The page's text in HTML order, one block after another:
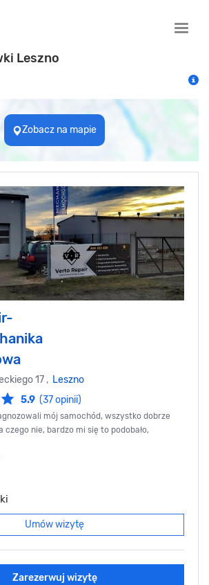
Toggle
Leszno
Zobacz na mapie
17 , Leszno
5.9 (37 opinii)
mój samochód, wszystko dobrze
czego nie, bardzo mi się to podobało,
Umów wizytę
Zarezerwuj wizytę